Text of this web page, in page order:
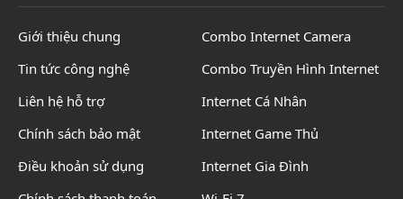
Giới thiệu chung
Tin tức công nghệ
Liên hệ hỗ trợ
Chính sách bảo mật
Điều khoản sử dụng
Combo Internet Camera
Combo Truyền Hình Internet
Internet Cá Nhân
Internet Game Thủ
Internet Gia Đình